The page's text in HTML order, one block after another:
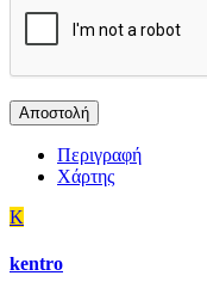
Περιγραφή
Χάρτης
K
kentro